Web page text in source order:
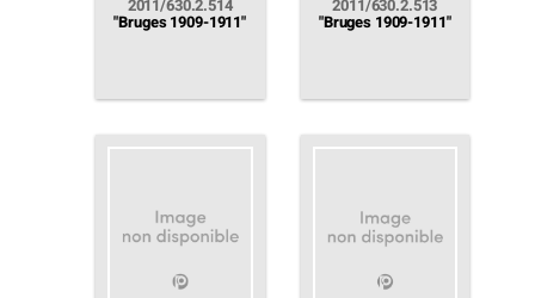
2011/630.2.514
"Bruges 1909-1911"
2011/630.2.513
"Bruges 1909-1911"